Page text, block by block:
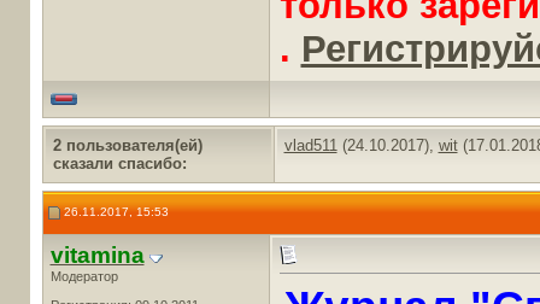
.
2 пользователя(ей)
сказали cпасибо:
vlad511(24.10.2017), wit
26.11.2017, 15:53
vitamina
Модератор